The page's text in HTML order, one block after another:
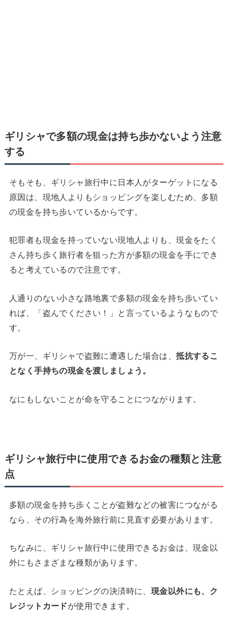
ギリシャで多額の現金は持ち歩かないよう注意
する
そもそも、ギリシャ旅行中に日本人がターゲットになる
原因は、現地人よりもショッピングを楽しむため、多額
の現金を持ち歩いているからです。
犯罪者も現金を持っていない現地人よりも、現金をたく
さん持ち歩く旅行者を狙った方が多額の現金を手にでき
ると考えているので注意です。
人通りのない小さな路地裏で多額の現金を持ち歩いてい
れば、「盗んでください！」と言っているようなもので
す。
万が一、ギリシャで盗難に遭遇した場合は、抵抗するこ
となく手持ちの現金を渡しましょう。
なにもしないことが命を守ることにつながります。
ギリシャ旅行中に使用できるお金の種類と注意
点
多額の現金を持ち歩くことが盗難などの被害につながる
なら、その行為を海外旅行前に見直す必要があります。
ちなみに、ギリシャ旅行中に使用できるお金は、現金以
外にもさまざまな種類があります。
たとえば、ショッピングの決済時に、 現金以外にも、ク
レジットカードが使用できます。